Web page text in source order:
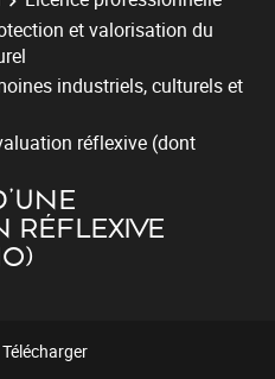
et valorisation du
industriels, culturels et
réflexive (dont
RÉFLEXIVE
Télécharger